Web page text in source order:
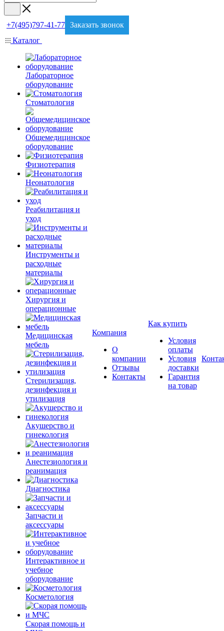
+7(495)797-41-77 Заказать звонок
Каталог
Лабораторное
оборудование
Стоматология
Общемедицинское
оборудование
Физиотерапия
Неонатология
Реабилитация и
уход
Инструменты и
расходные
материалы
Хирургия и
операционные
Медицинская
мебель
Стерилизация,
дезинфекция и
утилизация
Акушерство и
гинекология
Анестезиология и
реанимация
Диагностика
Запчасти и
аксессуары
Интерактивное и
учебное
оборудование
Косметология
Скорая помощь и
Компания
О
компании
Отзывы
Контакты
Как купить
Условия
оплаты
Условия
доставки
Гарантия
на товар